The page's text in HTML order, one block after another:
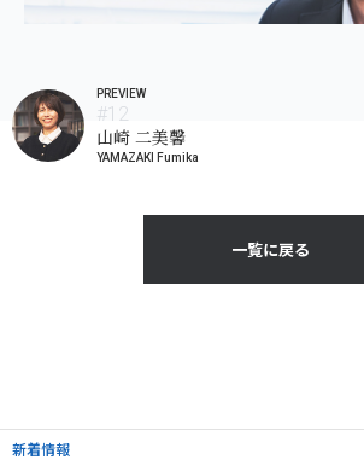
#12
山崎 二美馨
YAMAZAKI Fumika
PREVIEW
一覧に戻る
新着情報